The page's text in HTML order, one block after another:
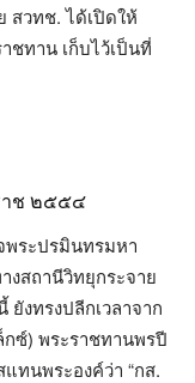
สวทช. ได้เปิดให้
ชทาน เก็บไว้เป็นที่
าช ๒๕๕๔
พระปรมินทรมหา
สถานีวิทยุกระจาย
งทรงปลีกเวลาจาก
ซ์) พระราชทานพรปี
ทนพระองค์ว่า “กส.